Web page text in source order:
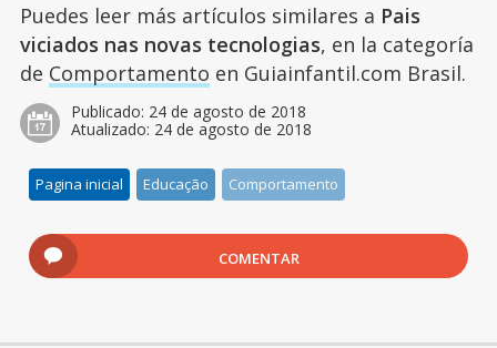
Puedes leer más artículos similares a Pais
viciados nas novas tecnologias, en la categoría
de Comportamento en Guiainfantil.com Brasil.
Publicado: 24 de agosto de 2018
Atualizado: 24 de agosto de 2018
Pagina inicial Educação Comportamento
COMENTAR